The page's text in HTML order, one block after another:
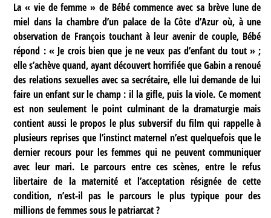
La « vie de femme » de Bébé commence avec sa brève lune de
miel dans la chambre d’un palace de la Côte d’Azur où, à une
observation de François touchant à leur avenir de couple, Bébé
répond : « Je crois bien que je ne veux pas d’enfant du tout » ;
elle s’achève quand, ayant découvert horrifiée que Gabin a renoué
des relations sexuelles avec sa secrétaire, elle lui demande de lui
faire un enfant sur le champ : il la gifle, puis la viole. Ce moment
est non seulement le point culminant de la dramaturgie mais
contient aussi le propos le plus subversif du film qui rappelle à
plusieurs reprises que l’instinct maternel n’est quelquefois que le
dernier recours pour les femmes qui ne peuvent communiquer
avec leur mari. Le parcours entre ces scènes, entre le refus
libertaire de la maternité et l’acceptation résignée de cette
condition, n’est-il pas le parcours le plus typique pour des
millions de femmes sous le patriarcat ?